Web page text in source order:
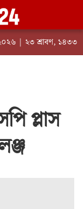
| ২৩ শ্রাবণ, ১৪৩৩
প্লাস